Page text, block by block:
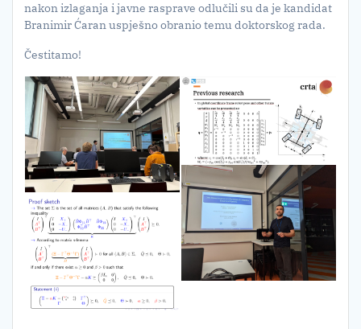
nakon izlaganja i javne rasprave odlučili su da je kandidat
Branimir Ćaran uspješno obranio temu doktorskog rada.
Čestitamo!